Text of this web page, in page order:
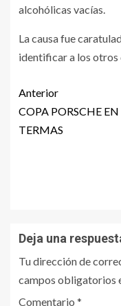
alcohólicas vacías.
La causa fue
identificar a los otros
Anterior
COPA PORSCHE EN
TERMAS
Deja una
Tu dirección de
campos obligatorios
Comentario *